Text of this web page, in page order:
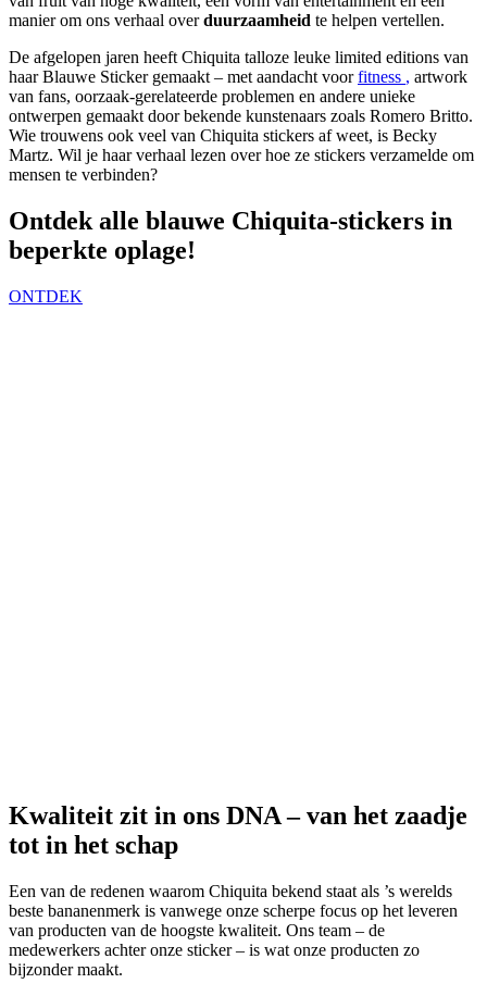
manier om ons verhaal overduurzaamheid te helpen vertellen.
De afgelopen jaren heeft Chiquita talloze leuke limited editions van
haar Blauwe Sticker gemaakt – met aandacht voorfitness , artwork
van fans, oorzaak-gerelateerde problemen en andere unieke
ontwerpen gemaakt door bekende kunstenaars zoals Romero Britto.
Wie trouwens ook veel van Chiquita stickers af weet, is Becky
Martz. Wil je haar verhaal lezen over hoe ze stickers verzamelde om
mensen te verbinden?
Ontdek alle blauwe Chiquita-stickers in
beperkte oplage!
ONTDEK
Kwaliteit zit in ons DNA – van het zaadje
tot in het schap
Een van de redenen waarom Chiquita bekend staat als ’s werelds
beste bananenmerk is vanwege onze scherpe focus op het leveren
van producten van de hoogste kwaliteit. Ons team – de
medewerkers achter onze sticker – is wat onze producten zo
bijzonder maakt.